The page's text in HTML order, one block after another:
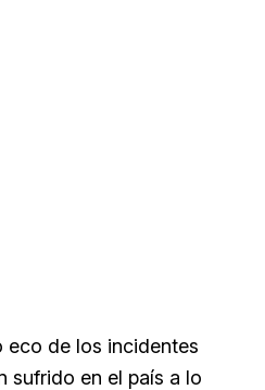
eco de los incidentes
sufrido en el país a lo